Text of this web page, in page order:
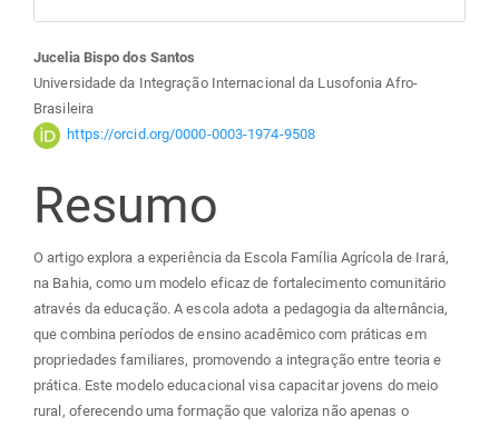
Conteúdo
do
artigo
principal
Jucelia Bispo dos Santos
Universidade da Integração Internacional da Lusofonia Afro-
Brasileira
https://orcid.org/0000-0003-1974-9508
Resumo
O artigo explora a experiência da Escola Família Agrícola de Irará,
na Bahia, como um modelo eficaz de fortalecimento comunitário
através da educação. A escola adota a pedagogia da alternância,
que combina períodos de ensino acadêmico com práticas em
propriedades familiares, promovendo a integração entre teoria e
prática. Este modelo educacional visa capacitar jovens do meio
rural, oferecendo uma formação que valoriza não apenas o